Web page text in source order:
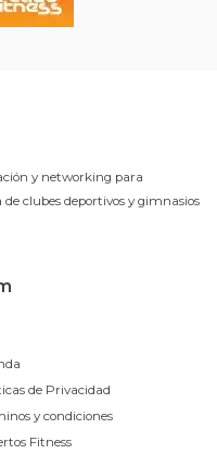
y networking para
clubes deportivos y gimnasios
de Privacidad
y condiciones
Fitness